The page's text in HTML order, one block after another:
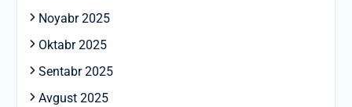
Noyabr 2025
Oktabr 2025
Sentabr 2025
Avgust 2025